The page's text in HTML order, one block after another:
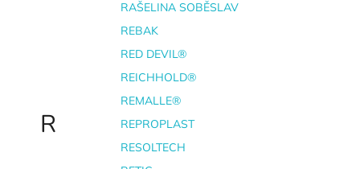
R
RAŠELINA SOBĚSLAV
REBAK
RED DEVIL®
REICHHOLD®
REMALLE®
REPROPLAST
RESOLTECH